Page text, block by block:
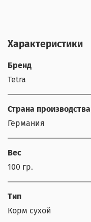
Характеристики
Бренд
Tetra
Страна производства
Германия
Вес
100 гр.
Тип
Корм сухой